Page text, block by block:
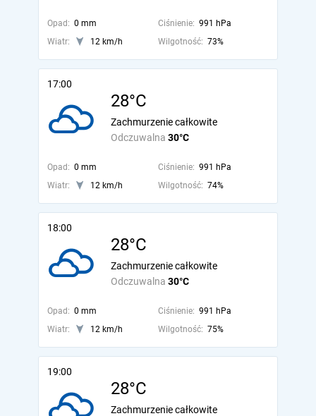
Opad: 0 mm Ciśnienie: 991 hPa
Wiatr:
12 km/h Wilgotność: 73%
17:00
28°C
Odczuwalna 30°C
Zachmurzenie całkowite
Opad: 0 mm Ciśnienie: 991 hPa
Wiatr:
12 km/h Wilgotność: 74%
18:00
28°C
Odczuwalna 30°C
Zachmurzenie całkowite
Opad: 0 mm Ciśnienie: 991 hPa
Wiatr:
12 km/h Wilgotność: 75%
19:00
28°C
Zachmurzenie całkowite